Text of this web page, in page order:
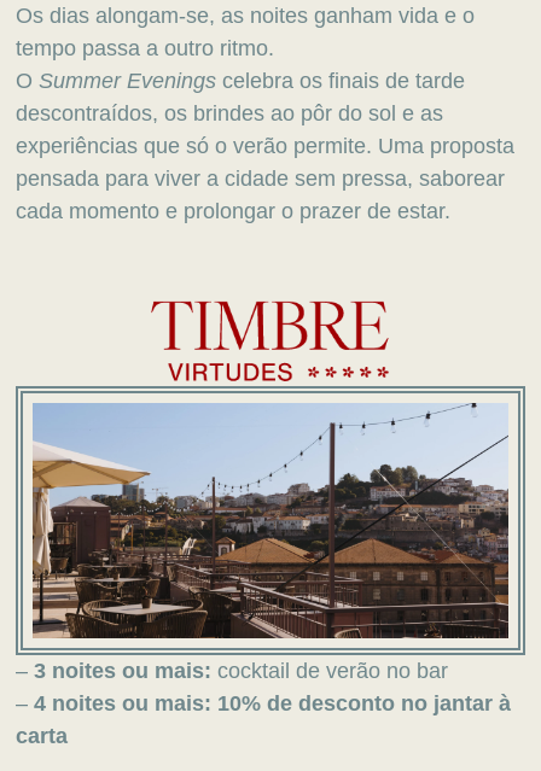
Os dias alongam-se, as noites ganham vida e o
tempo passa a outro ritmo.
O Summer Evenings celebra os finais de tarde
descontraídos, os brindes ao pôr do sol e as
experiências que só o verão permite. Uma proposta
pensada para viver a cidade sem pressa, saborear
cada momento e prolongar o prazer de estar.
– 3 noites ou mais: cocktail de verão no bar
– 4 noites ou mais: 10% de desconto no jantar à
carta